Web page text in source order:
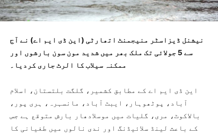
نیشنل ڈیزاسٹر منیجمنٹ اتھارٹی (این ڈی ایم اے) نے آج
سے 5 جولائی تک ملک بھر میں شدید مون سون بارشوں اور
ممکنہ سیلاب کا الرٹ جاری کردیا۔
این ڈی ایم اے کے مطابق کشمیر، گلگت بلتستان، اسلام
آباد، پوٹھوہار، ایبٹ آباد، مانسہرہ، ہری پور،
بالاکوٹ، مری، گلیات میں موسلادھار بارش متوقع ہے جس
کے باعث لینڈ سلائیڈنگ اور ندی نالوں میں طغیانی کا